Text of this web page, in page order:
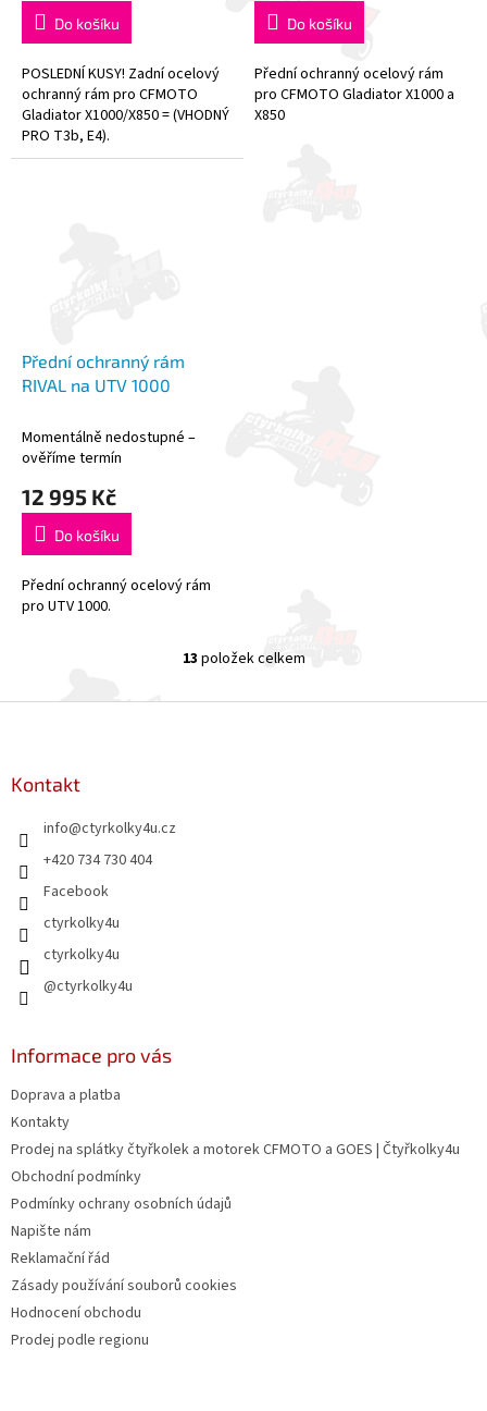
Do košíku
POSLEDNÍ KUSY! Zadní ocelový
ochranný rám pro CFMOTO
Gladiator X1000/X850 = (VHODNÝ
PRO T3b, E4).
Do košíku
Přední ochranný ocelový rám
pro CFMOTO Gladiator X1000 a
X850
Přední ochranný rám
RIVAL na UTV 1000
Momentálně nedostupné –
ověříme termín
12 995 Kč
Do košíku
Přední ochranný ocelový rám
pro UTV 1000.
O
l
13 položek celkem
Kontakt
info@ctyrkolky4u.cz
+420 734 730 404
Facebook
ctyrkolky4u
ctyrkolky4u
@ctyrkolky4u
Informace pro vás
Doprava a platba
Kontakty
Prodej na splátky čtyřkolek a motorek CFMOTO a GOES | Čtyřkolky4u
Obchodní podmínky
Podmínky ochrany osobních údajů
Napište nám
Reklamační řád
Zásady používání souborů cookies
Hodnocení obchodu
Prodej podle regionu